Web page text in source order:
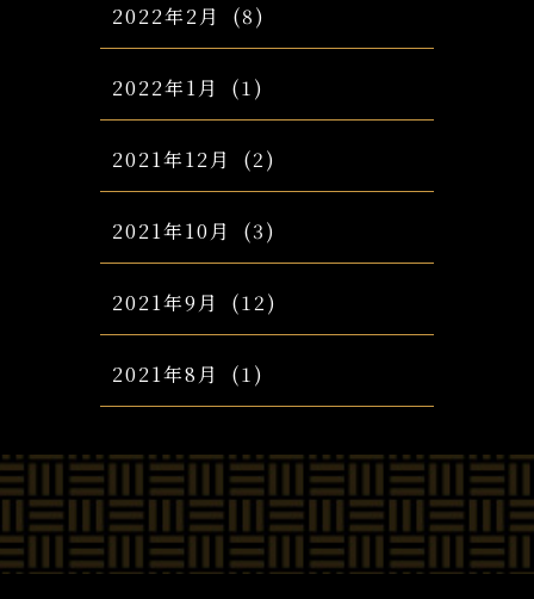
2022年2月 (8)
2022年1月 (1)
2021年12月 (2)
2021年10月 (3)
2021年9月 (12)
2021年8月 (1)